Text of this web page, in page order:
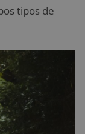
tipos de